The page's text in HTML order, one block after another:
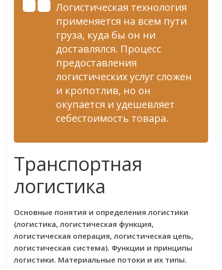
Логистическая технология
применяется на всем пути
груза, куда бы он ни
доставлялся. Процесс
предоставления
логистических услуг сложен
и кропотлив, но он
окупается и удешевляет
себестоимость товара.
Транспортная
логистика
Основные понятия и определения логистики
(логистика, логистическая функция,
логистическая операция, логистическая цепь,
логистическая система). Функции и принципы
логистики. Материальные потоки и их типы.